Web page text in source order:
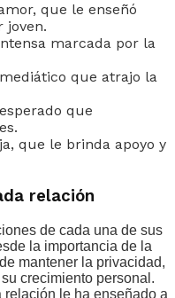
que le enseñó
joven.
marcada por la
que atrajo la
que
que le brinda apoyo y
relación
de cada una de sus
la importancia de la
mantener la privacidad,
crecimiento personal.
relación le ha enseñado a